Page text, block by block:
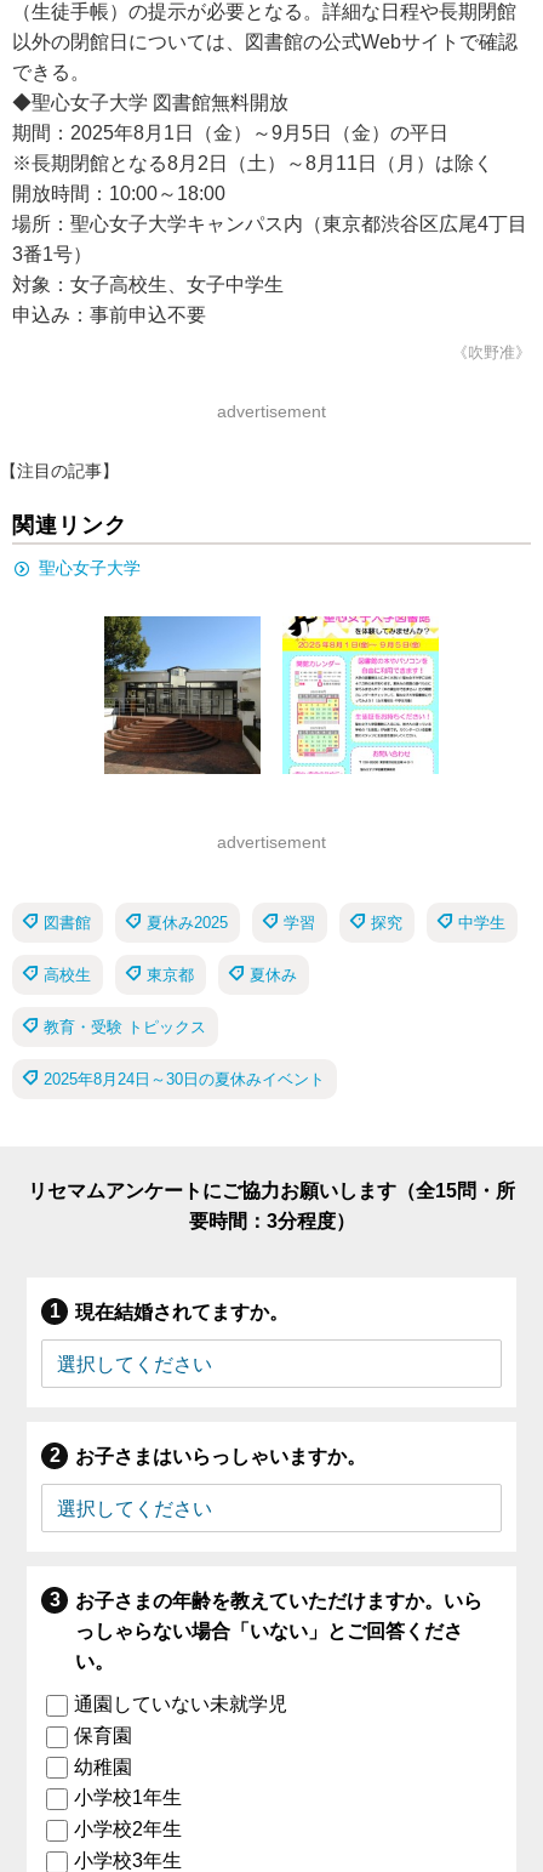
（生徒手帳）の提示が必要となる。詳細な日程や長期閉館
以外の閉館日については、図書館の公式Webサイトで確認
できる。
◆聖心女子大学 図書館無料開放
期間：2025年8月1日（金）～9月5日（金）の平日
※長期閉館となる8月2日（土）～8月11日（月）は除く
開放時間：10:00～18:00
場所：聖心女子大学キャンパス内（東京都渋谷区広尾4丁目
3番1号）
対象：女子高校生、女子中学生
申込み：事前申込不要
《吹野准》
advertisement
【注目の記事】
関連リンク
聖心女子大学
advertisement
図書館 夏休み2025 学習 探究 中学生
高校生 東京都 夏休み
教育・受験 トピックス
2025年8月24日～30日の夏休みイベント
リセマムアンケートにご協力お願いします（全15問・所
要時間：3分程度）
現在結婚されてますか。
お子さまはいらっしゃいますか。
お子さまの年齢を教えていただけますか。いら
っしゃらない場合「いない」とご回答くださ
い。
通園していない未就学児
保育園
幼稚園
小学校1年生
小学校2年生
小学校3年生